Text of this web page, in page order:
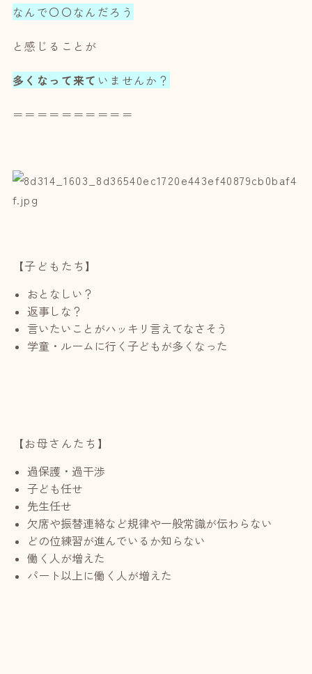
なんで〇〇なんだろう
と感じることが
多くなって来て いませんか？
＝＝＝＝＝＝＝＝＝＝
【子どもたち】
おとなしい？
返事しな？
言いたいことがハッキリ言えてなさそう
学童・ルームに行く子どもが多くなった
【お母さんたち】
過保護・過干渉
子ども任せ
先生任せ
欠席や振替連絡など規律や一般常識が伝わらない
どの位練習が進んでいるか知らない
働く人が増えた
パート以上に働く人が増えた